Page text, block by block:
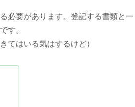
必要があります。登記する書類と一
す。
てはいる気はするけど）